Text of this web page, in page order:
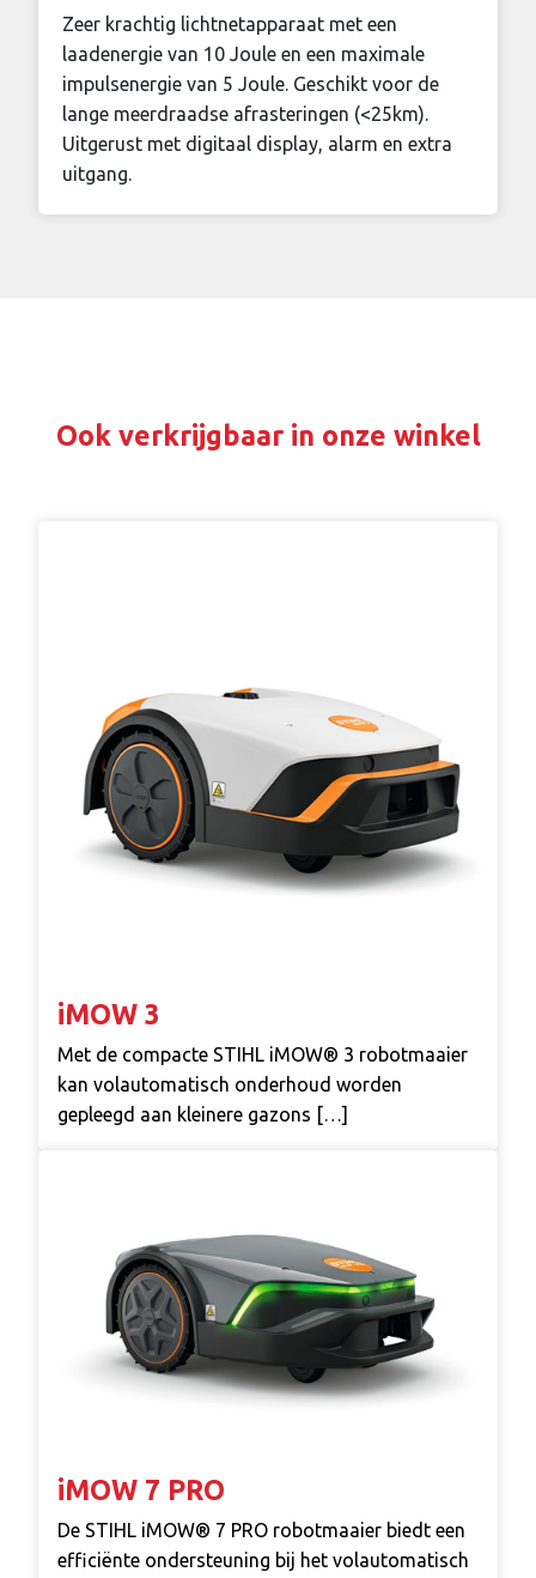
Zeer krachtig lichtnetapparaat met een
laadenergie van 10 Joule en een maximale
impulsenergie van 5 Joule. Geschikt voor de
lange meerdraadse afrasteringen (<25km).
Uitgerust met digitaal display, alarm en extra
uitgang.
Ook verkrijgbaar in onze winkel
iMOW 3
Met de compacte STIHL iMOW® 3 robotmaaier
kan volautomatisch onderhoud worden
gepleegd aan kleinere gazons […]
iMOW 7 PRO
De STIHL iMOW® 7 PRO robotmaaier biedt een
efficiënte ondersteuning bij het volautomatisch